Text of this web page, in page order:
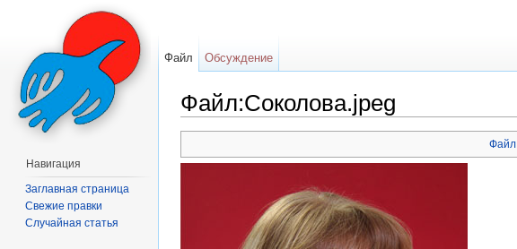
Файл:Соколова.jpeg
Файл
Файл Обсуждение
Навигация
Заглавная страница
Свежие правки
Случайная статья